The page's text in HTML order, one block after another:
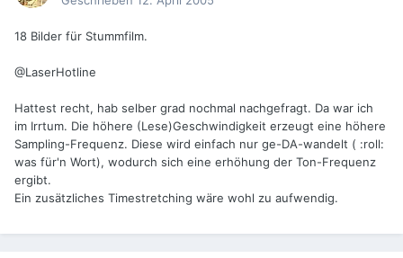
18 Bilder für Stummfilm.
@LaserHotline
Hattest recht, hab selber grad nochmal nachgefragt. Da war ich
im Irrtum. Die höhere (Lese)Geschwindigkeit erzeugt eine höhere
Sampling-Frequenz. Diese wird einfach nur ge-DA-wandelt ( :roll:
was für'n Wort), wodurch sich eine erhöhung der Ton-Frequenz
ergibt.
Ein zusätzliches Timestretching wäre wohl zu aufwendig.